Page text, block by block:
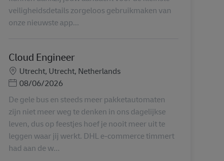
veiligheidsdetails zorgeloos gebruikmaken van
onze nieuwste app...
Cloud Engineer
地點Utrecht, Utrecht, Netherlands
Posted Date
08/06/2026
De gele bus en steeds meer pakketautomaten
zijn niet meer weg te denken in ons dagelijkse
leven, dus op feestjes hoef je nooit meer uit te
leggen waar jij werkt. DHL e-commerce timmert
had aan de w...